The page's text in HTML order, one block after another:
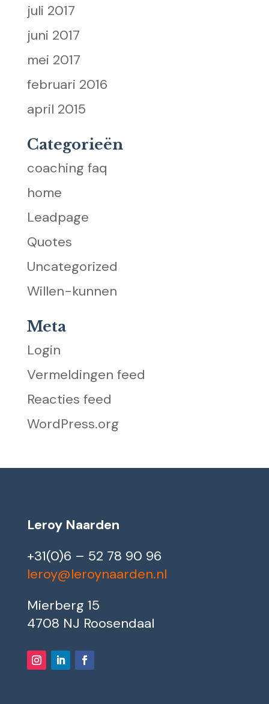
juli 2017
juni 2017
mei 2017
februari 2016
april 2015
Categorieën
coaching faq
home
Leadpage
Quotes
Uncategorized
Willen-kunnen
Meta
Login
Vermeldingen feed
Reacties feed
WordPress.org
Leroy Naarden
+31(0)6 – 52 78 90 96
leroy@leroynaarden.nl
Mierberg 15
4708 NJ Roosendaal